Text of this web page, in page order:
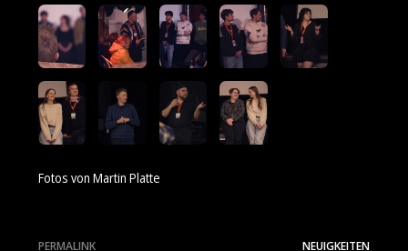
Fotos von Martin Platte
NEUIGKEITEN
PERMALINK